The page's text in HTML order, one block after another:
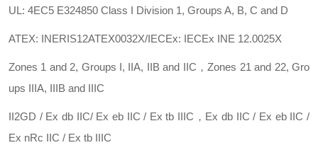
UL: 4EC5 E324850 Class I Division 1, Groups A, B, C and D
ATEX: INERIS12ATEX0032X/IECEx: IECEx INE 12.0025X
Zones 1 and 2, Groups I, IIA, IIB and IIC，Zones 21 and 22, Gro
ups IIIA, IIIB and IIIC
II2GD / Ex db IIC/ Ex eb IIC / Ex tb IIIC，Ex db IIC / Ex eb IIC /
Ex nRc IIC / Ex tb IIIC